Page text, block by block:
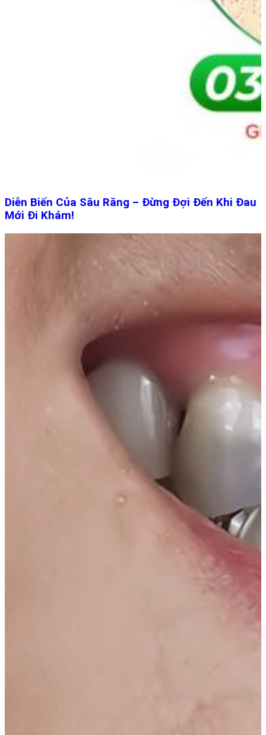
Diễn Biến Của Sâu Răng – Đừng Đợi Đến Khi Đau
Mới Đi Khám!